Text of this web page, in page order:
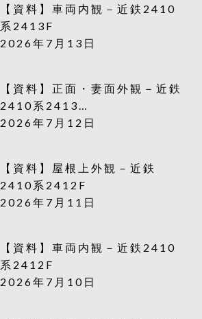
【資料】車両内観－近鉄2410
系2413F
2026年7月13日
【資料】正面・妻面外観－近鉄
2410系2413…
2026年7月12日
【資料】屋根上外観－近鉄
2410系2412F
2026年7月11日
【資料】車両内観－近鉄2410
系2412F
2026年7月10日